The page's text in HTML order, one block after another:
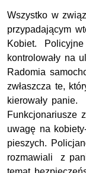
Wszystko w
przypadającym
Kobiet. Policyjne
kontrolowały na
Radomia
zwłaszcza te,
kierowały panie.
Funkcjonariusze
uwagę na
pieszych.
rozmawiali z